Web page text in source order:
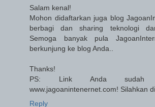
Salam kenal!
Mohon didaftarkan juga blog
berbagi dan sharing teknologi
Semoga banyak pula
berkunjung ke blog Anda..
Thanks!
PS: Link Anda sudah
www.jagoanintenernet.com! Silahkan
Reply